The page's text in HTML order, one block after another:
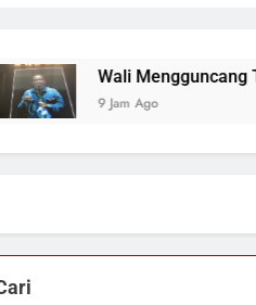
Wali Mengguncang The
9 Jam Ago